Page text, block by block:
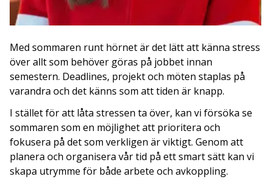
Med sommaren runt hörnet är det lätt att känna stress
över allt som behöver göras på jobbet innan
semestern. Deadlines, projekt och möten staplas på
varandra och det känns som att tiden är knapp.
I stället för att låta stressen ta över, kan vi försöka se
sommaren som en möjlighet att prioritera och
fokusera på det som verkligen är viktigt. Genom att
planera och organisera vår tid på ett smart sätt kan vi
skapa utrymme för både arbete och avkoppling.